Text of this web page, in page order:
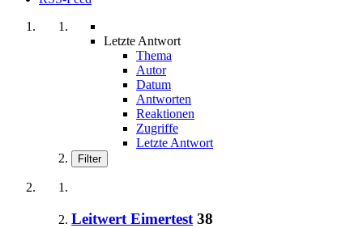
Letzte Antwort
Thema
Autor
Datum
Antworten
Reaktionen
Zugriffe
Letzte Antwort
Filter
Leitwert Eimertest 38